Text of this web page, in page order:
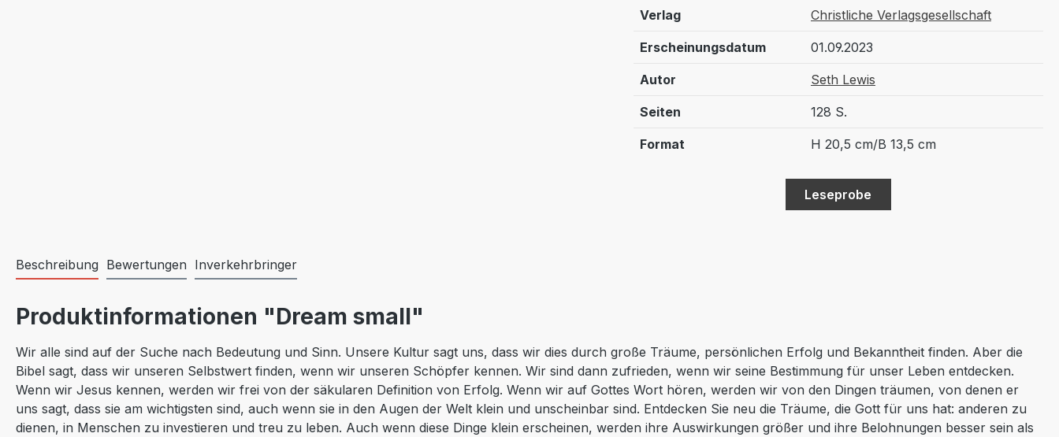
Verlag Christliche Verlagsgesellschaft
Erscheinungsdatum 01.09.2023
Autor Seth Lewis
Seiten 128 S.
Format H 20,5 cm/B 13,5 cm
Leseprobe
Beschreibung Bewertungen Inverkehrbringer
Produktinformationen "Dream small"
Wir alle sind auf der Suche nach Bedeutung und Sinn. Unsere Kultur sagt uns, dass wir dies durch große Träume, persönlichen Erfolg und Bekanntheit finden. Aber die
Bibel sagt, dass wir unseren Selbstwert finden, wenn wir unseren Schöpfer kennen. Wir sind dann zufrieden, wenn wir seine Bestimmung für unser Leben entdecken.
Wenn wir Jesus kennen, werden wir frei von der säkularen Definition von Erfolg. Wenn wir auf Gottes Wort hören, werden wir von den Dingen träumen, von denen er
uns sagt, dass sie am wichtigsten sind, auch wenn sie in den Augen der Welt klein und unscheinbar sind. Entdecken Sie neu die Träume, die Gott für uns hat: anderen zu
dienen, in Menschen zu investieren und treu zu leben. Auch wenn diese Dinge klein erscheinen, werden ihre Auswirkungen größer und ihre Belohnungen besser sein als